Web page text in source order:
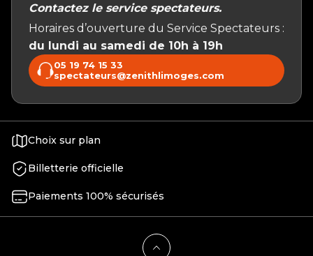
Contactez le service spectateurs.
Horaires d’ouverture du Service Spectateurs :
du lundi au samedi de 10h à 19h
05 19 74 15 33
spectateurs@zenithlimoges.com
Choix sur plan
Billetterie officielle
Paiements 100% sécurisés